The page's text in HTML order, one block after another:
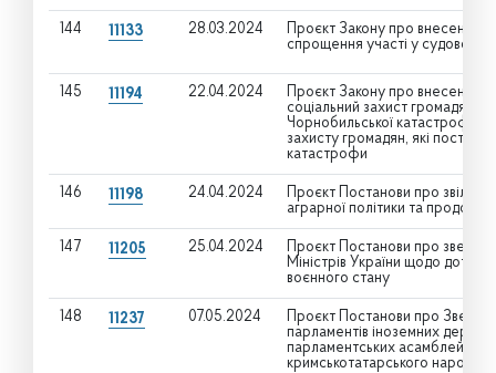
144 11133 28.03.2024
Проєкт Закону про внесення
спрощення участі у судовому
145 11194 22.04.2024
Проєкт Закону про внесення
соціальний захист громадян,
Чорнобильської катастрофи"
захисту громадян, які
катастрофи
146 11198 24.04.2024
Проєкт Постанови про
аграрної політики та
147 11205 25.04.2024
Проєкт Постанови про
Міністрів України щодо
воєнного стану
148 11237 07.05.2024
Проєкт Постанови про
парламентів іноземних
парламентських асамблей у
кримськотатарського народу